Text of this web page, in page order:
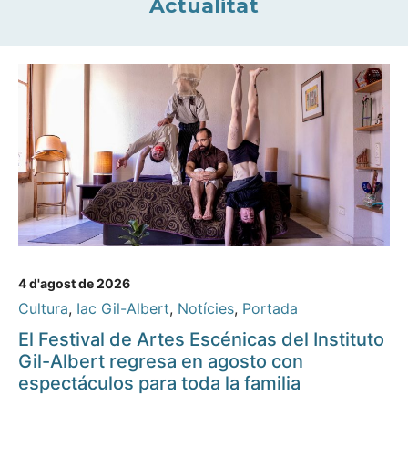
Actualitat
4 d'agost de 2026
Cultura, Iac Gil-Albert, Notícies, Portada
El Festival de Artes Escénicas del Instituto
Gil-Albert regresa en agosto con
espectáculos para toda la familia